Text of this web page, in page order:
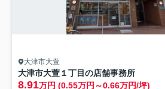
大津市大萱
大津市大萱１丁目の店舗事務所
8.91万円 (0.55万円～0.66万円/坪)